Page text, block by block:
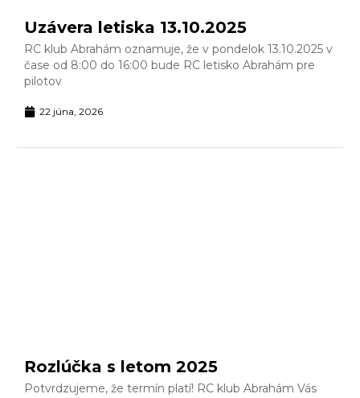
Uzávera letiska 13.10.2025
RC klub Abrahám oznamuje, že v pondelok 13.10.2025 v
čase od 8:00 do 16:00 bude RC letisko Abrahám pre
pilotov
22 júna, 2026
Rozlúčka s letom 2025
Potvrdzujeme, že termín platí! RC klub Abrahám Vás